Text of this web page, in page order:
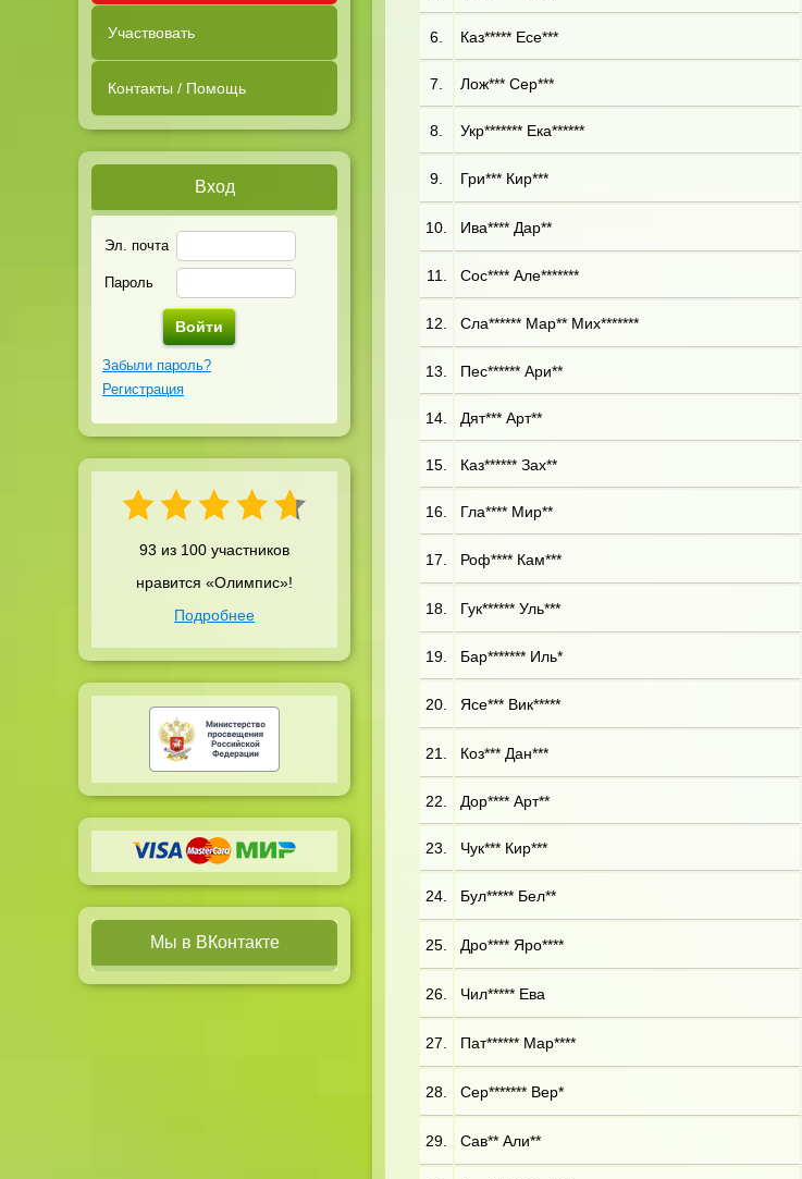
Участвовать
Контакты / Помощь
Вход
Эл. почта
Пароль
Забыли пароль?
Регистрация
93 из 100 участников
нравится «Олимпис»!
Подробнее
Мы в ВКонтакте
6. Каз***** Есе***
7. Лож*** Сер***
8. Укр******* Ека******
9. Гри*** Кир***
10. Ива**** Дар**
11. Сос**** Але*******
12. Сла****** Мар** Мих*******
13. Пес****** Ари**
14. Дят*** Арт**
15. Каз****** Зах**
16. Гла**** Мир**
17. Роф**** Кам***
18. Гук****** Уль***
19. Бар******* Иль*
20. Ясе*** Вик*****
21. Коз*** Дан***
22. Дор**** Арт**
23. Чук*** Кир***
24. Бул***** Бел**
25. Дро**** Яро****
26. Чил***** Ева
27. Пат****** Мар****
28. Сер******* Вер*
29. Сав** Али**